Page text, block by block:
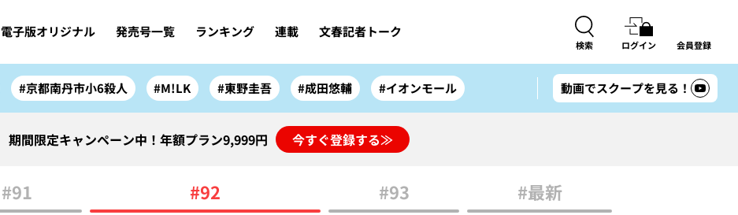
電子版オリジナル 発売号一覧 ランキング 連載 文春記者トーク
検索 ログイン 会員登録
#京都南丹市小6殺人 #M!LK #東野圭吾 #成田悠輔 #イオンモール 動画でスクープを見る！
期間限定キャンペーン中！年額プラン9,999円 今すぐ登録する≫
#91 #92 #93 #最新